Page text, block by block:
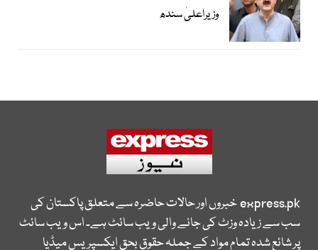
وزیراعلیٰ سندھ
express.pkخبروں اور حالات حاضرہ سے متعلق پاکستان کی
سب سے زیادہ وزٹ کی جانے والی ویب سائٹ ہے۔ اس ویب سائٹ
پر شائع شدہ تمام مواد کے جملہ حقوق بحق ایکسپریس میڈیا